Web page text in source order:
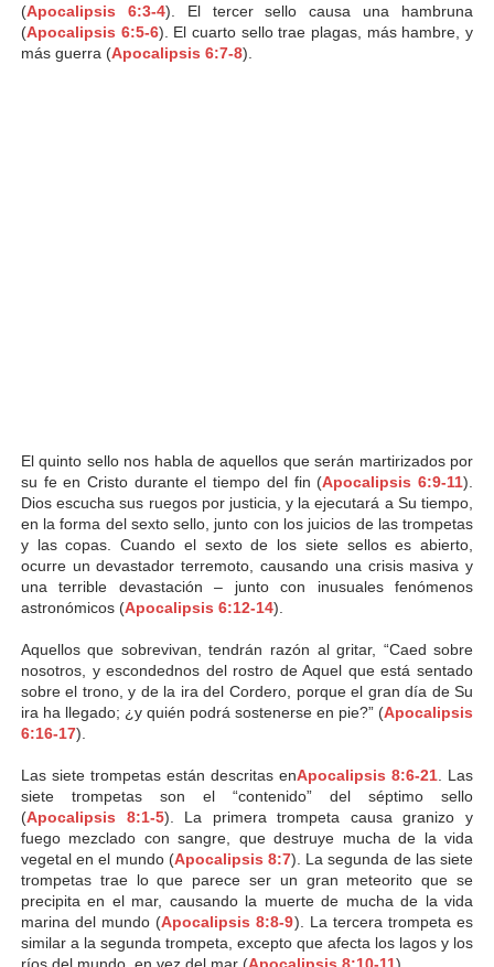
(Apocalipsis 6:3-4). El tercer sello causa una hambruna
(Apocalipsis 6:5-6). El cuarto sello trae plagas, más hambre, y
más guerra (Apocalipsis 6:7-8).
El quinto sello nos habla de aquellos que serán martirizados por
su fe en Cristo durante el tiempo del fin (Apocalipsis 6:9-11).
Dios escucha sus ruegos por justicia, y la ejecutará a Su tiempo,
en la forma del sexto sello, junto con los juicios de las trompetas
y las copas. Cuando el sexto de los siete sellos es abierto,
ocurre un devastador terremoto, causando una crisis masiva y
una terrible devastación – junto con inusuales fenómenos
astronómicos (Apocalipsis 6:12-14).
Aquellos que sobrevivan, tendrán razón al gritar, “Caed sobre
nosotros, y escondednos del rostro de Aquel que está sentado
sobre el trono, y de la ira del Cordero, porque el gran día de Su
ira ha llegado; ¿y quién podrá sostenerse en pie?” (Apocalipsis
6:16-17).
Las siete trompetas están descritas enApocalipsis 8:6-21 . Las
siete trompetas son el “contenido” del séptimo sello
(Apocalipsis 8:1-5). La primera trompeta causa granizo y
fuego mezclado con sangre, que destruye mucha de la vida
vegetal en el mundo (Apocalipsis 8:7). La segunda de las siete
trompetas trae lo que parece ser un gran meteorito que se
precipita en el mar, causando la muerte de mucha de la vida
marina del mundo (Apocalipsis 8:8-9). La tercera trompeta es
similar a la segunda trompeta, excepto que afecta los lagos y los
ríos del mundo, en vez del mar (Apocalipsis 8:10-11).